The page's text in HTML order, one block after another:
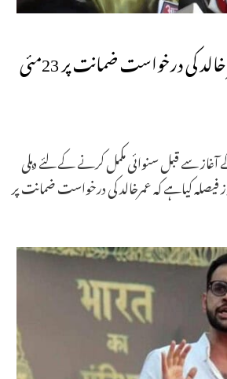
دہلی ہائی کورٹ میں عمر خالد کی درخواست ضمانت پر 23مئی
آغاز سے قبل سنوائی مکمل کرنے کے لئے دہلی
کیاہے کہ عمرخالد کی درخواست ضمانت پر